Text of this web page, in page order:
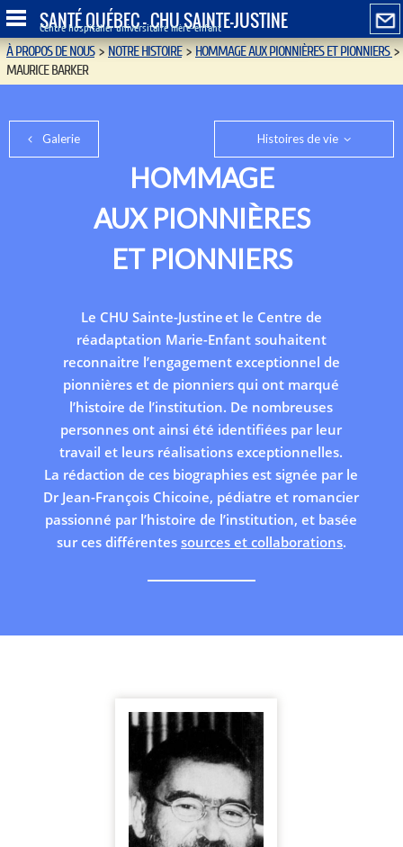
SANTÉ QUÉBEC - CHU SAINTE-JUSTINE
Centre hospitalier universitaire mère-enfant
À PROPOS DE NOUS>NOTRE HISTOIRE>HOMMAGE AUX PIONNIÈRES ET PIONNIERS>
MAURICE BARKER
Galerie Histoires de vie
HOMMAGE
AUX PIONNIÈRES
ET PIONNIERS
Le CHU Sainte-Justine et le Centre de
réadaptation Marie-Enfant souhaitent
reconnaitre l’engagement exceptionnel de
pionnières et de pionniers qui ont marqué
l’histoire de l’institution. De nombreuses
personnes ont ainsi été identifiées par leur
travail et leurs réalisations exceptionnelles.
La rédaction de ces biographies est signée par le
Dr Jean-François Chicoine, pédiatre et romancier
passionné par l’histoire de l’institution, et basée
sur ces différentes sources et collaborations.